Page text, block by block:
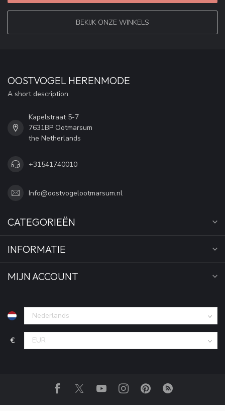
BEKIJK ONZE WINKELS
OOSTVOGEL HERENMODE
A short description
Kapelstraat 5-7
7631BP Ootmarsum
the Netherlands
+31541740010
Info@oostvogelootmarsum.nl
CATEGORIEËN
INFORMATIE
MIJN ACCOUNT
€